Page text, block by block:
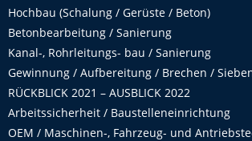
Hochbau (Schalung / Gerüste / Beton)
Betonbearbeitung / Sanierung
Kanal-, Rohrleitungs- bau / Sanierung
Gewinnung / Aufbereitung / Brechen /
RÜCKBLICK 2021 – AUSBLICK 2022
Arbeitssicherheit / Baustelleneinrichtung
OEM / Maschinen-, Fahrzeug- und